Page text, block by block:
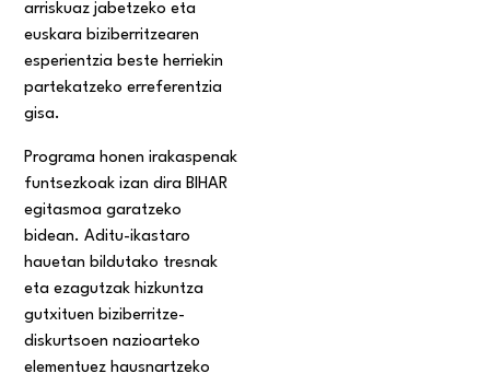
arriskuaz jabetzeko eta
euskara biziberritzearen
esperientzia beste herriekin
partekatzeko erreferentzia
gisa.
Programa honen irakaspenak
funtsezkoak izan dira BIHAR
egitasmoa garatzeko
bidean. Aditu-ikastaro
hauetan bildutako tresnak
eta ezagutzak hizkuntza
gutxituen biziberritze-
diskurtsoen nazioarteko
elementuez hausnartzeko